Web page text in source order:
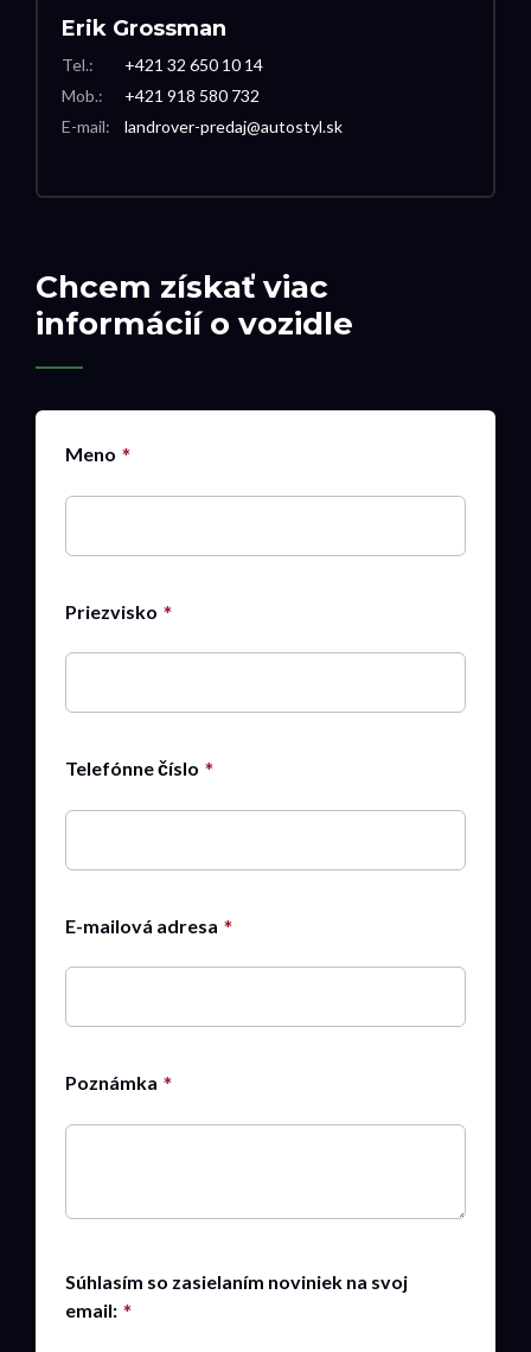
Chcem získať viac
informácií o vozidle
Meno
Priezvisko
Telefónne číslo
E-mailová adresa
Poznámka
Súhlasím so zasielaním noviniek na svoj
email:
Erik Grossman
Tel.:
Mob.:
E-mail:
+421 32 650 10 14
+421 918 580 732
landrover-predaj@autostyl.sk